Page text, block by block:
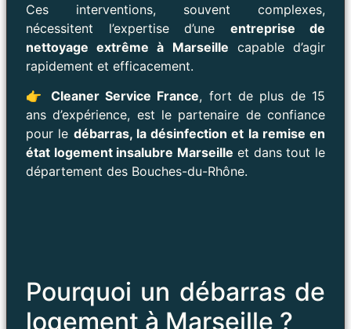
Ces interventions, souvent complexes,
nécessitent l’expertise d’une entreprise de
nettoyage extrême à Marseille capable d’agir
rapidement et efficacement.
👉 Cleaner Service France, fort de plus de 15
ans d’expérience, est le partenaire de confiance
pour le débarras, la désinfection et la remise en
état logement insalubre Marseille et dans tout le
département des Bouches-du-Rhône.
Pourquoi un débarras de
logement à Marseille ?